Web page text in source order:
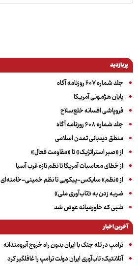
پربازدید
جلد شماره ۶۰۷ روزنامه آگاه
پایان هـژمـونی آمریـکا
فروپاشی افسانه خلع‌سلاح
جلد شماره ۶۰۸ روزنامه آگاه
منطق دیدبانی تمدن اسلامی
از «صبر استراتژیک» تا «مقاومت فعال»
از خطای محاسبات آمریکا تا نظم تازه غرب آسیا
از «نظم» سایکس-پیکویی تا نظم خمینی-خامنه‌ای
ضربه زدن به «تاب‌آوری ملی»
شبی که خاورمیانه عوض شد
آخرین اخبار
ترامپ در تله جنگ با ایران بدون راه خروج آبرومندانه
آتلانتیک: تاب‌آوری ایران دولت ترامپ را غافلگیر کرد